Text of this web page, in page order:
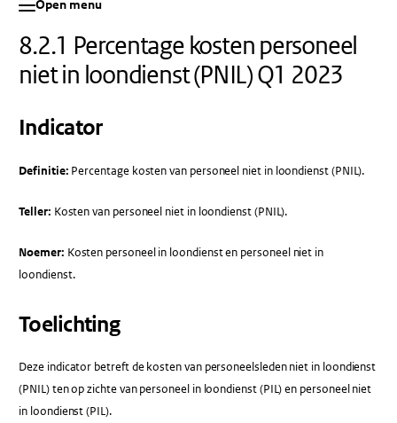
Open menu
8.2.1 Percentage kosten personeel
niet in loondienst (PNIL) Q1 2023
Indicator
Definitie: Percentage kosten van personeel niet in loondienst (PNIL).
Teller: Kosten van personeel niet in loondienst (PNIL).
Noemer: Kosten personeel in loondienst en personeel niet in
loondienst.
Toelichting
Deze indicator betreft de kosten van personeelsleden niet in loondienst
(PNIL) ten op zichte van personeel in loondienst (PIL) en personeel niet
in loondienst (PIL).